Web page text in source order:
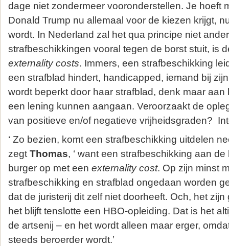
dage niet zondermeer vooronderstellen. Je hoeft
Donald Trump nu allemaal voor de kiezen krijgt,
wordt. In Nederland zal het qua principe niet
strafbeschikkingen vooral tegen de borst stuit, is
externality costs. Immers, een strafbeschikking
een strafblad hindert, handicapped, iemand bij
wordt beperkt door haar strafblad, denk maar aan
een lening kunnen aangaan. Veroorzaakt de
van positieve en/of negatieve vrijheidsgraden?
‘ Zo bezien, komt een strafbeschikking uitdelen
zegt Thomas, ‘ want een strafbeschikking aan
burger op met een externality cost. Op zijn minst
strafbeschikking en strafblad ongedaan worden
dat de juristerij dit zelf niet doorheeft. Och, het
het blijft tenslotte een HBO-opleiding. Dat is het
de artsenij – en het wordt alleen maar erger,
steeds beroerder wordt.’